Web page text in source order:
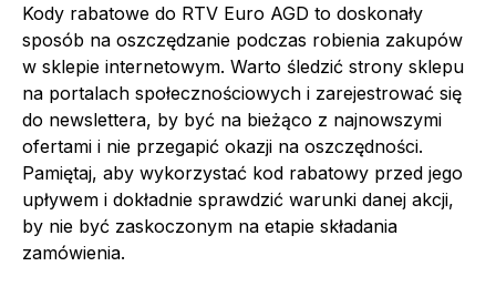
Kody rabatowe do RTV Euro AGD to doskonały
sposób na oszczędzanie podczas robienia zakupów
w sklepie internetowym. Warto śledzić strony sklepu
na portalach społecznościowych i zarejestrować się
do newslettera, by być na bieżąco z najnowszymi
ofertami i nie przegapić okazji na oszczędności.
Pamiętaj, aby wykorzystać kod rabatowy przed jego
upływem i dokładnie sprawdzić warunki danej akcji,
by nie być zaskoczonym na etapie składania
zamówienia.